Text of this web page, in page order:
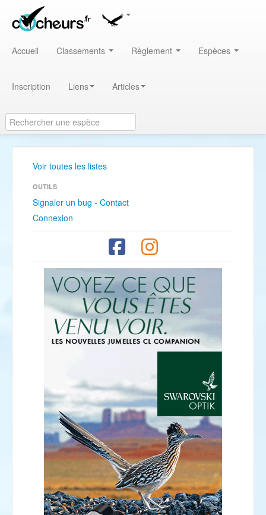
Accueil Classements Règlement Espèces
Inscription Liens Articles
Voir toutes les listes
OUTILS
Signaler un bug - Contact
Connexion